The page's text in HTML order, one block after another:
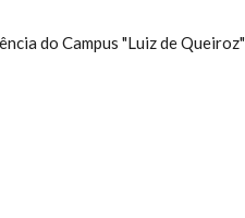
do Campus "Luiz de Queiroz"